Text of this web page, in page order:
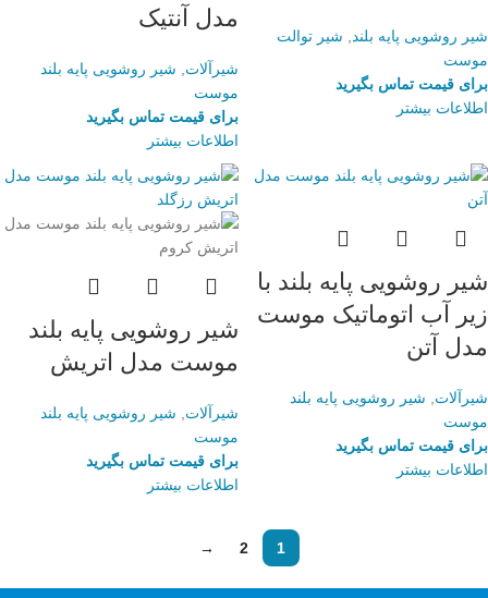
شیر روشویی پایه بلند, شیر توالت
موست
برای قیمت تماس بگیرید
اطلاعات بیشتر
مدل آنتیک
شیرآلات, شیر روشویی پایه بلند
موست
برای قیمت تماس بگیرید
اطلاعات بیشتر
شیر روشویی پایه بلند با
زیر آب اتوماتیک موست
مدل آتن
شیرآلات, شیر روشویی پایه بلند
موست
برای قیمت تماس بگیرید
اطلاعات بیشتر
شیر روشویی پایه بلند
موست مدل اتریش
شیرآلات, شیر روشویی پایه بلند
موست
برای قیمت تماس بگیرید
اطلاعات بیشتر
1
2
→